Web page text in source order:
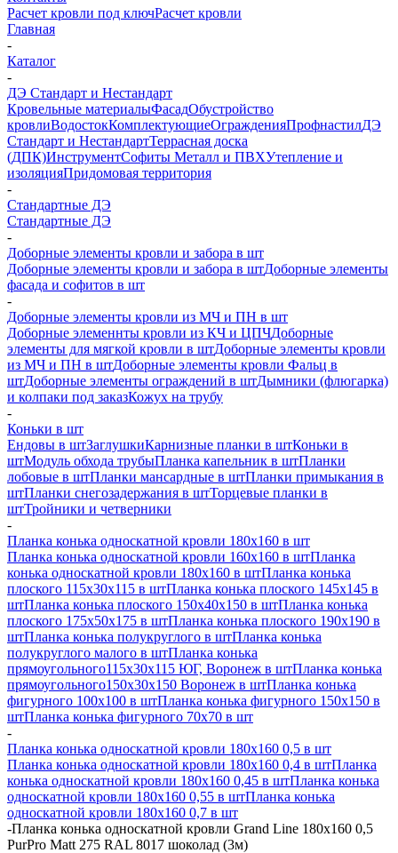
Расчет кровли под ключРасчет кровли
Главная
-
Каталог
-
ДЭ Стандарт и Нестандарт
Кровельные материалыФасадОбустройство
кровлиВодостокКомплектующиеОгражденияПрофнастилДЭ
Стандарт и НестандартТеррасная доска
(ДПК)ИнструментСофиты Металл и ПВХУтепление и
изоляцияПридомовая территория
-
Стандартные ДЭ
Стандартные ДЭ
-
Доборные элементы кровли и забора в шт
Доборные элементы кровли и забора в штДоборные элементы
фасада и софитов в шт
-
Доборные элементы кровли из МЧ и ПН в шт
Доборные элеменнты кровли из КЧ и ЦПЧДоборные
элементы для мягкой кровли в штДоборные элементы кровли
из МЧ и ПН в штДоборные элементы кровли Фальц в
штДоборные элементы ограждений в штДымники (флюгарка)
и колпаки под заказКожух на трубу
-
Коньки в шт
Ендовы в штЗаглушкиКарнизные планки в штКоньки в
штМодуль обхода трубыПланка капельник в штПланки
лобовые в штПланки мансардные в штПланки примыкания в
штПланки снегозадержания в штТорцевые планки в
штТройники и четверники
-
Планка конька односкатной кровли 180х160 в шт
Планка конька односкатной кровли 160х160 в штПланка
конька односкатной кровли 180х160 в штПланка конька
плоского 115х30х115 в штПланка конька плоского 145х145 в
штПланка конька плоского 150х40х150 в штПланка конька
плоского 175х50х175 в штПланка конька плоского 190х190 в
штПланка конька полукруглого в штПланка конька
полукруглого малого в штПланка конька
прямоугольного115х30х115 ЮГ, Воронеж в штПланка конька
прямоугольного150х30х150 Воронеж в штПланка конька
фигурного 100x100 в штПланка конька фигурного 150x150 в
штПланка конька фигурного 70x70 в шт
-
Планка конька односкатной кровли 180х160 0,5 в шт
Планка конька односкатной кровли 180х160 0,4 в штПланка
конька односкатной кровли 180х160 0,45 в штПланка конька
односкатной кровли 180х160 0,55 в штПланка конька
односкатной кровли 180х160 0,7 в шт
-Планка конька односкатной кровли Grand Line 180x160 0,5
PurPro Matt 275 RAL 8017 шоколад (3м)